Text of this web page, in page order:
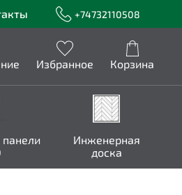
+74732110508
Избранное Корзина
Инженерная
доска